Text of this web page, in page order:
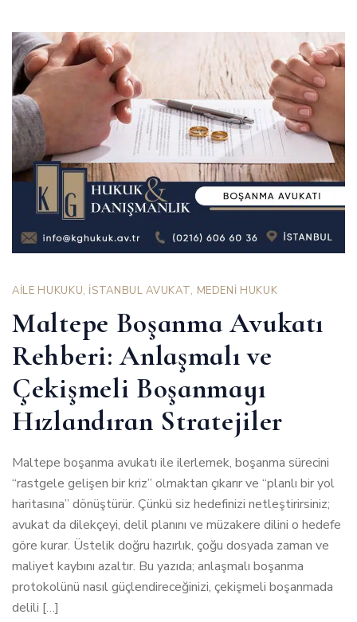
AİLE HUKUKU, İSTANBUL AVUKAT, MEDENİ HUKUK
Maltepe Boşanma Avukatı
Rehberi: Anlaşmalı ve
Çekişmeli Boşanmayı
Hızlandıran Stratejiler
Maltepe boşanma avukatı ile ilerlemek, boşanma sürecini
“rastgele gelişen bir kriz” olmaktan çıkarır ve “planlı bir yol
haritasına” dönüştürür. Çünkü siz hedefinizi netleştirirsiniz;
avukat da dilekçeyi, delil planını ve müzakere dilini o hedefe
göre kurar. Üstelik doğru hazırlık, çoğu dosyada zaman ve
maliyet kaybını azaltır. Bu yazıda; anlaşmalı boşanma
protokolünü nasıl güçlendireceğinizi, çekişmeli boşanmada
delili […]